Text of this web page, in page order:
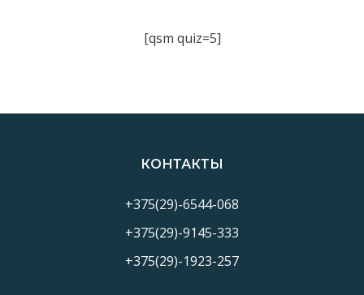
[qsm quiz=5]
КОНТАКТЫ
+375(29)-6544-068
+375(29)-9145-333
+375(29)-1923-257